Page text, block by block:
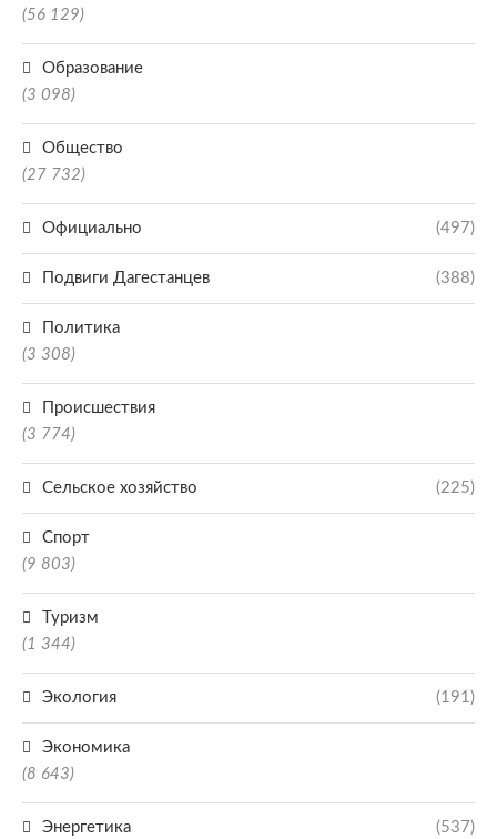
(56 129)
Образование
(3 098)
Общество
(27 732)
Официально (497)
Подвиги Дагестанцев (388)
Политика
(3 308)
Происшествия
(3 774)
Сельское хозяйство (225)
Спорт
(9 803)
Туризм
(1 344)
Экология (191)
Экономика
(8 643)
Энергетика (537)